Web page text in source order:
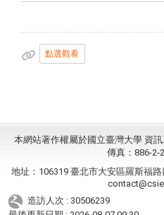
點選觀看
本網站著作權屬於國立臺灣大學 資
傳真：886-2-
地址：106319 臺北市大安區羅斯福
造訪人次 : 30506239